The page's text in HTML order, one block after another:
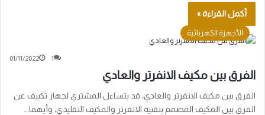
أكمل القراءة »
الأجهزة الكهربائية
01/11/2022 1
الفرق بين مكيف الانفرتر والعادي
الفرق بين مكيف الانفرتر والعادي، قد يتساءل المشتري لجهاز تكييف عن
الفرق بين المكيف المصمم بتقنية الانفرتر والمكيف التقليدي، وأيهما…